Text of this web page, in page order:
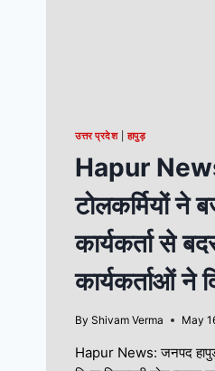
उत्तर प्रदेश|हापुड़
Hapur
टोलकर्मियों ने
कार्यकर्ता से
कार्यकर्ताओं ने
By Shivam Verma May
Hapur News: जनपद हापुड़